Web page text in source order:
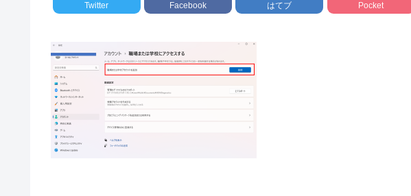
Twitter Facebook はてブ Pocket